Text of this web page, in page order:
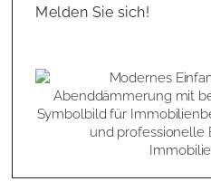
Melden Sie sich!